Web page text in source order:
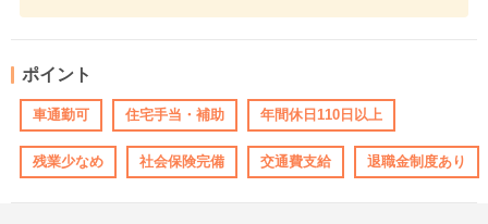
ポイント
車通勤可 住宅手当・補助 年間休日110日以上
残業少なめ 社会保険完備 交通費支給 退職金制度あり